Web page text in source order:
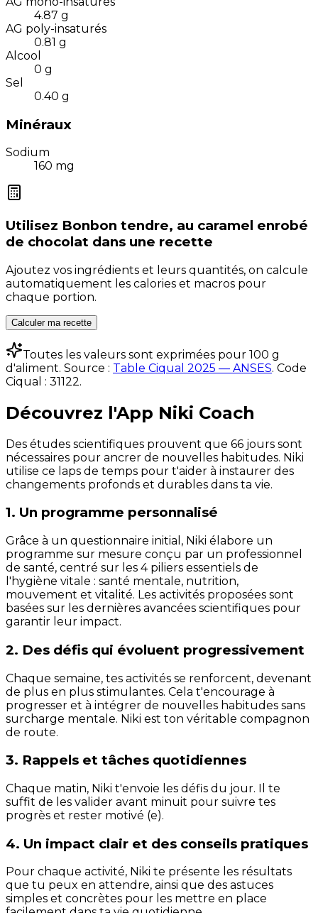
4.87 g
AG poly-insaturés
0.81 g
Alcool
0 g
Sel
0.40 g
Minéraux
Sodium
160 mg
Utilisez Bonbon tendre, au caramel enrobé
de chocolat dans une recette
Ajoutez vos ingrédients et leurs quantités, on calcule
automatiquement les calories et macros pour
chaque portion.
Calculer ma recette
Toutes les valeurs sont exprimées pour 100 g
d'aliment. Source : Table Ciqual 2025 — ANSES. Code
Ciqual : 31122.
Découvrez l'App Niki Coach
Des études scientifiques prouvent que 66 jours sont
nécessaires pour ancrer de nouvelles habitudes. Niki
utilise ce laps de temps pour t'aider à instaurer des
changements profonds et durables dans ta vie.
1. Un programme personnalisé
Grâce à un questionnaire initial, Niki élabore un
programme sur mesure conçu par un professionnel
de santé, centré sur les 4 piliers essentiels de
l'hygiène vitale : santé mentale, nutrition,
mouvement et vitalité. Les activités proposées sont
basées sur les dernières avancées scientifiques pour
garantir leur impact.
2. Des défis qui évoluent progressivement
Chaque semaine, tes activités se renforcent, devenant
de plus en plus stimulantes. Cela t'encourage à
progresser et à intégrer de nouvelles habitudes sans
surcharge mentale. Niki est ton véritable compagnon
de route.
3. Rappels et tâches quotidiennes
Chaque matin, Niki t'envoie les défis du jour. Il te
suffit de les valider avant minuit pour suivre tes
progrès et rester motivé (e).
4. Un impact clair et des conseils pratiques
Pour chaque activité, Niki te présente les résultats
que tu peux en attendre, ainsi que des astuces
simples et concrètes pour les mettre en place